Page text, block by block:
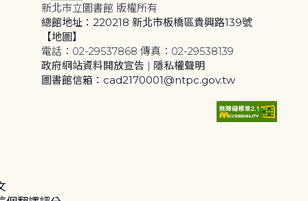
新北市立圖書館 版權所有
總館地址：220218 新北市板橋區貴興路139號
【地圖】
電話：02-29537868 傳真：02-29538139
政府網站資料開放宣告 | 隱私權聲明
圖書館信箱：cad2170001@ntpc.gov.tw